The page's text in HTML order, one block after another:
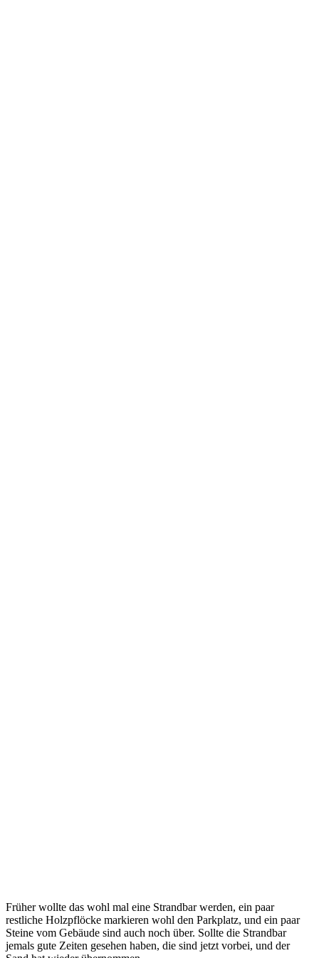
Früher wollte das wohl mal eine Strandbar werden, ein paar
restliche Holzpflöcke markieren wohl den Parkplatz, und ein paar
Steine vom Gebäude sind auch noch über. Sollte die Strandbar
jemals gute Zeiten gesehen haben, die sind jetzt vorbei, und der